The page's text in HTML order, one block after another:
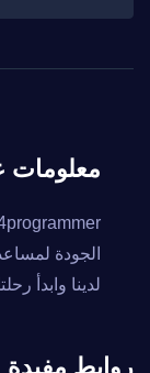
معلومات
الجودة
لدينا وابدأ